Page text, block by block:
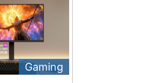
Gaming